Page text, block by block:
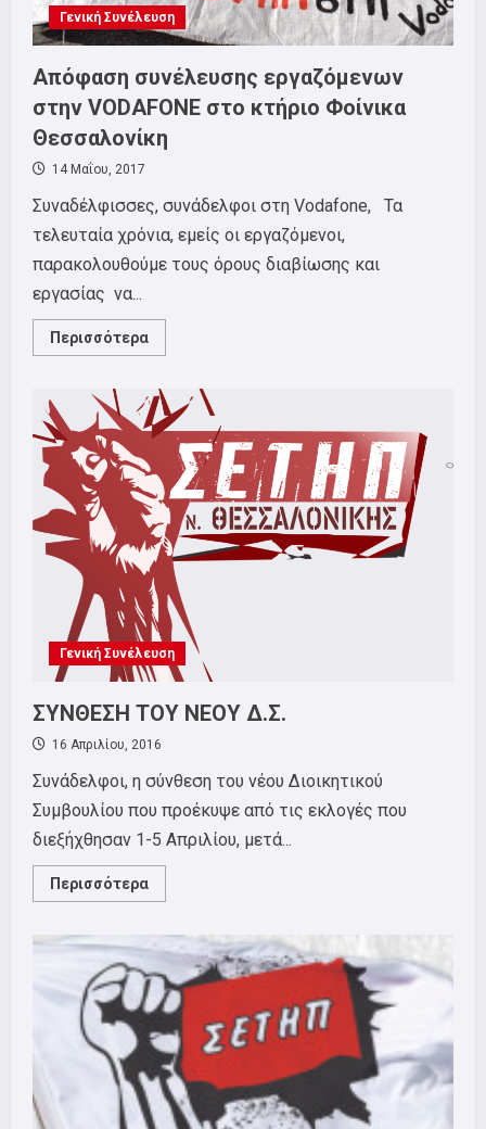
Γενική Συνέλευση
Απόφαση συνέλευσης εργαζόμενων
στην VODAFONE στο κτήριο Φοίνικα
Θεσσαλονίκη
14 Μαΐου, 2017
Συναδέλφισσες, συνάδελφοι στη Vodafone, Τα
τελευταία χρόνια, εμείς οι εργαζόμενοι,
παρακολουθούμε τους όρους διαβίωσης και
εργασίας να...
Περισσότερα
more
συνέλευσης
εργαζόμενων
στην
VODAFONE
κτήριο
Φοίνικα
Θεσσαλονίκη
Γενική Συνέλευση
ΣΥΝΘΕΣΗ ΤΟΥ ΝΕΟΥ Δ.Σ.
16 Απριλίου, 2016
Συνάδελφοι, η σύνθεση του νέου Διοικητικού
Συμβουλίου που προέκυψε από τις εκλογές που
διεξήχθησαν 1-5 Απριλίου, μετά...
Περισσότερα
more
ΤΟΥ
ΝΕΟΥ
Δ.Σ.